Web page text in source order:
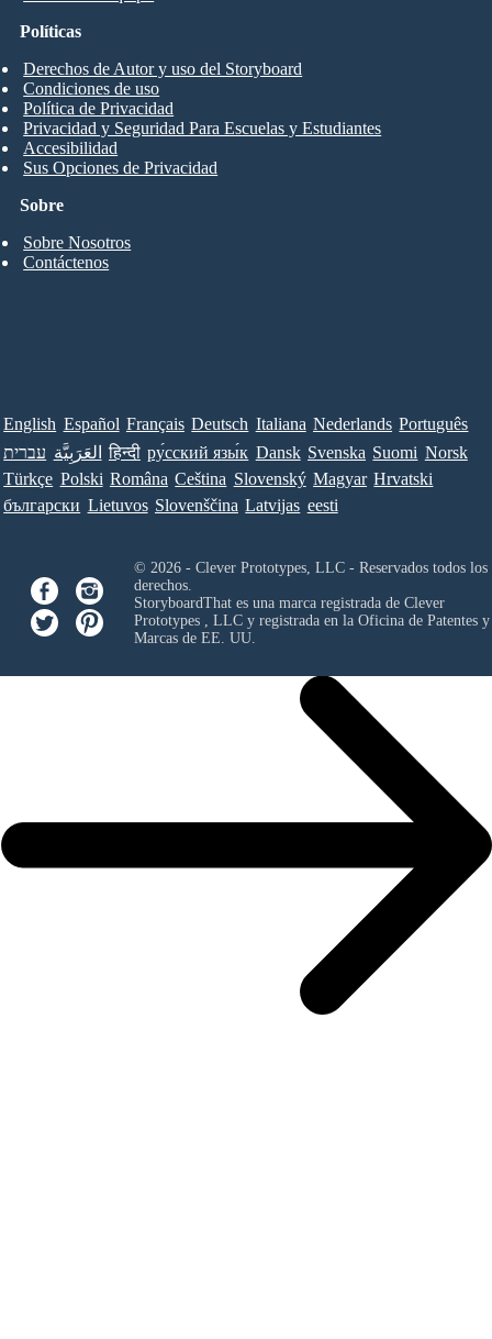
Sobre
Sobre Nosotros
Contáctenos
Políticas
Derechos de Autor y uso del Storyboard
Condiciones de uso
Política de Privacidad
Privacidad y Seguridad Para Escuelas y Estudiantes
Accesibilidad
Sus Opciones de Privacidad
English Español Français Deutsch Italiana Nederlands Português
עברית العَرَبِيَّة हिन्दी ру́сский язы́к Dansk Svenska Suomi Norsk
Türkçe Polski Româna Ceština Slovenský Magyar Hrvatski
български Lietuvos Slovenščina Latvijas eesti
© 2026 - Clever Prototypes, LLC - Reservados todos los
derechos.
StoryboardThat es una marca registrada de Clever
Prototypes , LLCy registrada en la Oficina de Patentes y
Marcas de EE. UU.